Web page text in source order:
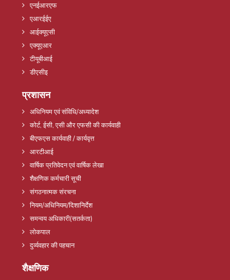
एनईआरएफ
एआरईईए
आईक्यूएसी
एक्यूएआर
टीयूबीआई
डीएसीइ
प्रशासन
अधिनियम एवं संविधि/अध्यादेश
कोर्ट, ईसी, एसी और एफसी की कार्यवाही
बीएफएस कार्यवाही / कार्यवृत्त
आरटीआई
वार्षिक प्रतिवेदन एवं वार्षिक लेखा
शैक्षणिक कर्मचारी सूची
संगठनात्मक संरचना
नियम/अधिनियम/दिशानिर्देश
समन्वय अधिकारी(सतर्कता)
लोकपाल
दुर्व्यवहार की पहचान
शैक्षणिक